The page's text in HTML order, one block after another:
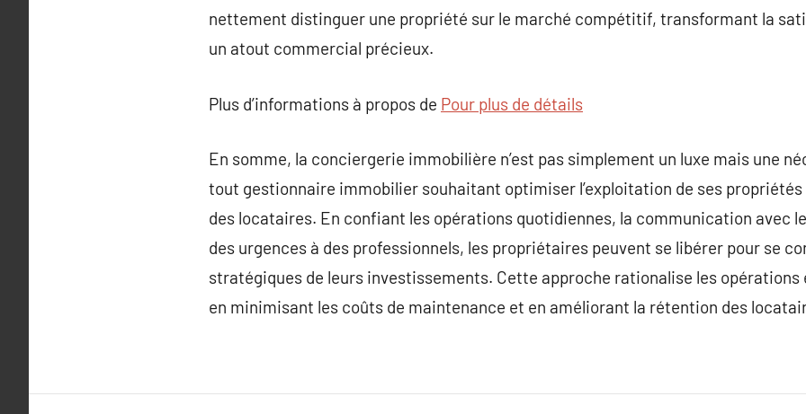
nettement distinguer une propriété sur le marché compétitif, transformant la
un atout commercial précieux.
Plus d’informations à propos de Pour plus de détails
En somme, la conciergerie immobilière n’est pas simplement un luxe mais une
tout gestionnaire immobilier souhaitant optimiser l’exploitation de ses propriétés
des locataires. En confiant les opérations quotidiennes, la communication avec
des urgences à des professionnels, les propriétaires peuvent se libérer pour se
stratégiques de leurs investissements. Cette approche rationalise les
en minimisant les coûts de maintenance et en améliorant la rétention des